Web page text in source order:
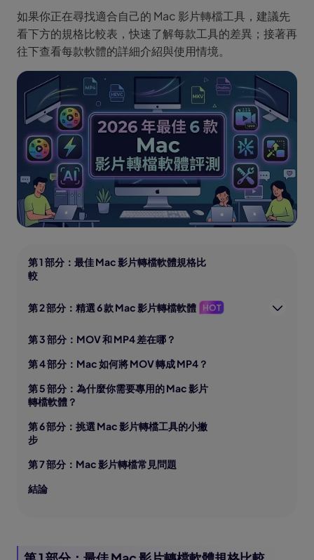
如果你正在尋找適合自己的 Mac 影片轉檔工具，建議先
看下方的規格比較表，快速了解每款工具的差異；接著再
往下查看每款軟體的詳細介紹與使用情境。
第 1 部分：最佳 Mac 影片轉檔軟體規格比
較
第 2 部分：精選 6 款 Mac 影片轉檔軟體 HOT
第 3 部分：MOV 和 MP4 差在哪？
第 4 部分：Mac 如何將 MOV 轉成 MP4？
第 5 部分：為什麼你需要專用的 Mac 影片
轉檔軟體？
第 6 部分：挑選 Mac 影片轉檔工具的小撇
步
第 7 部分：Mac 影片轉檔常見問題
結論